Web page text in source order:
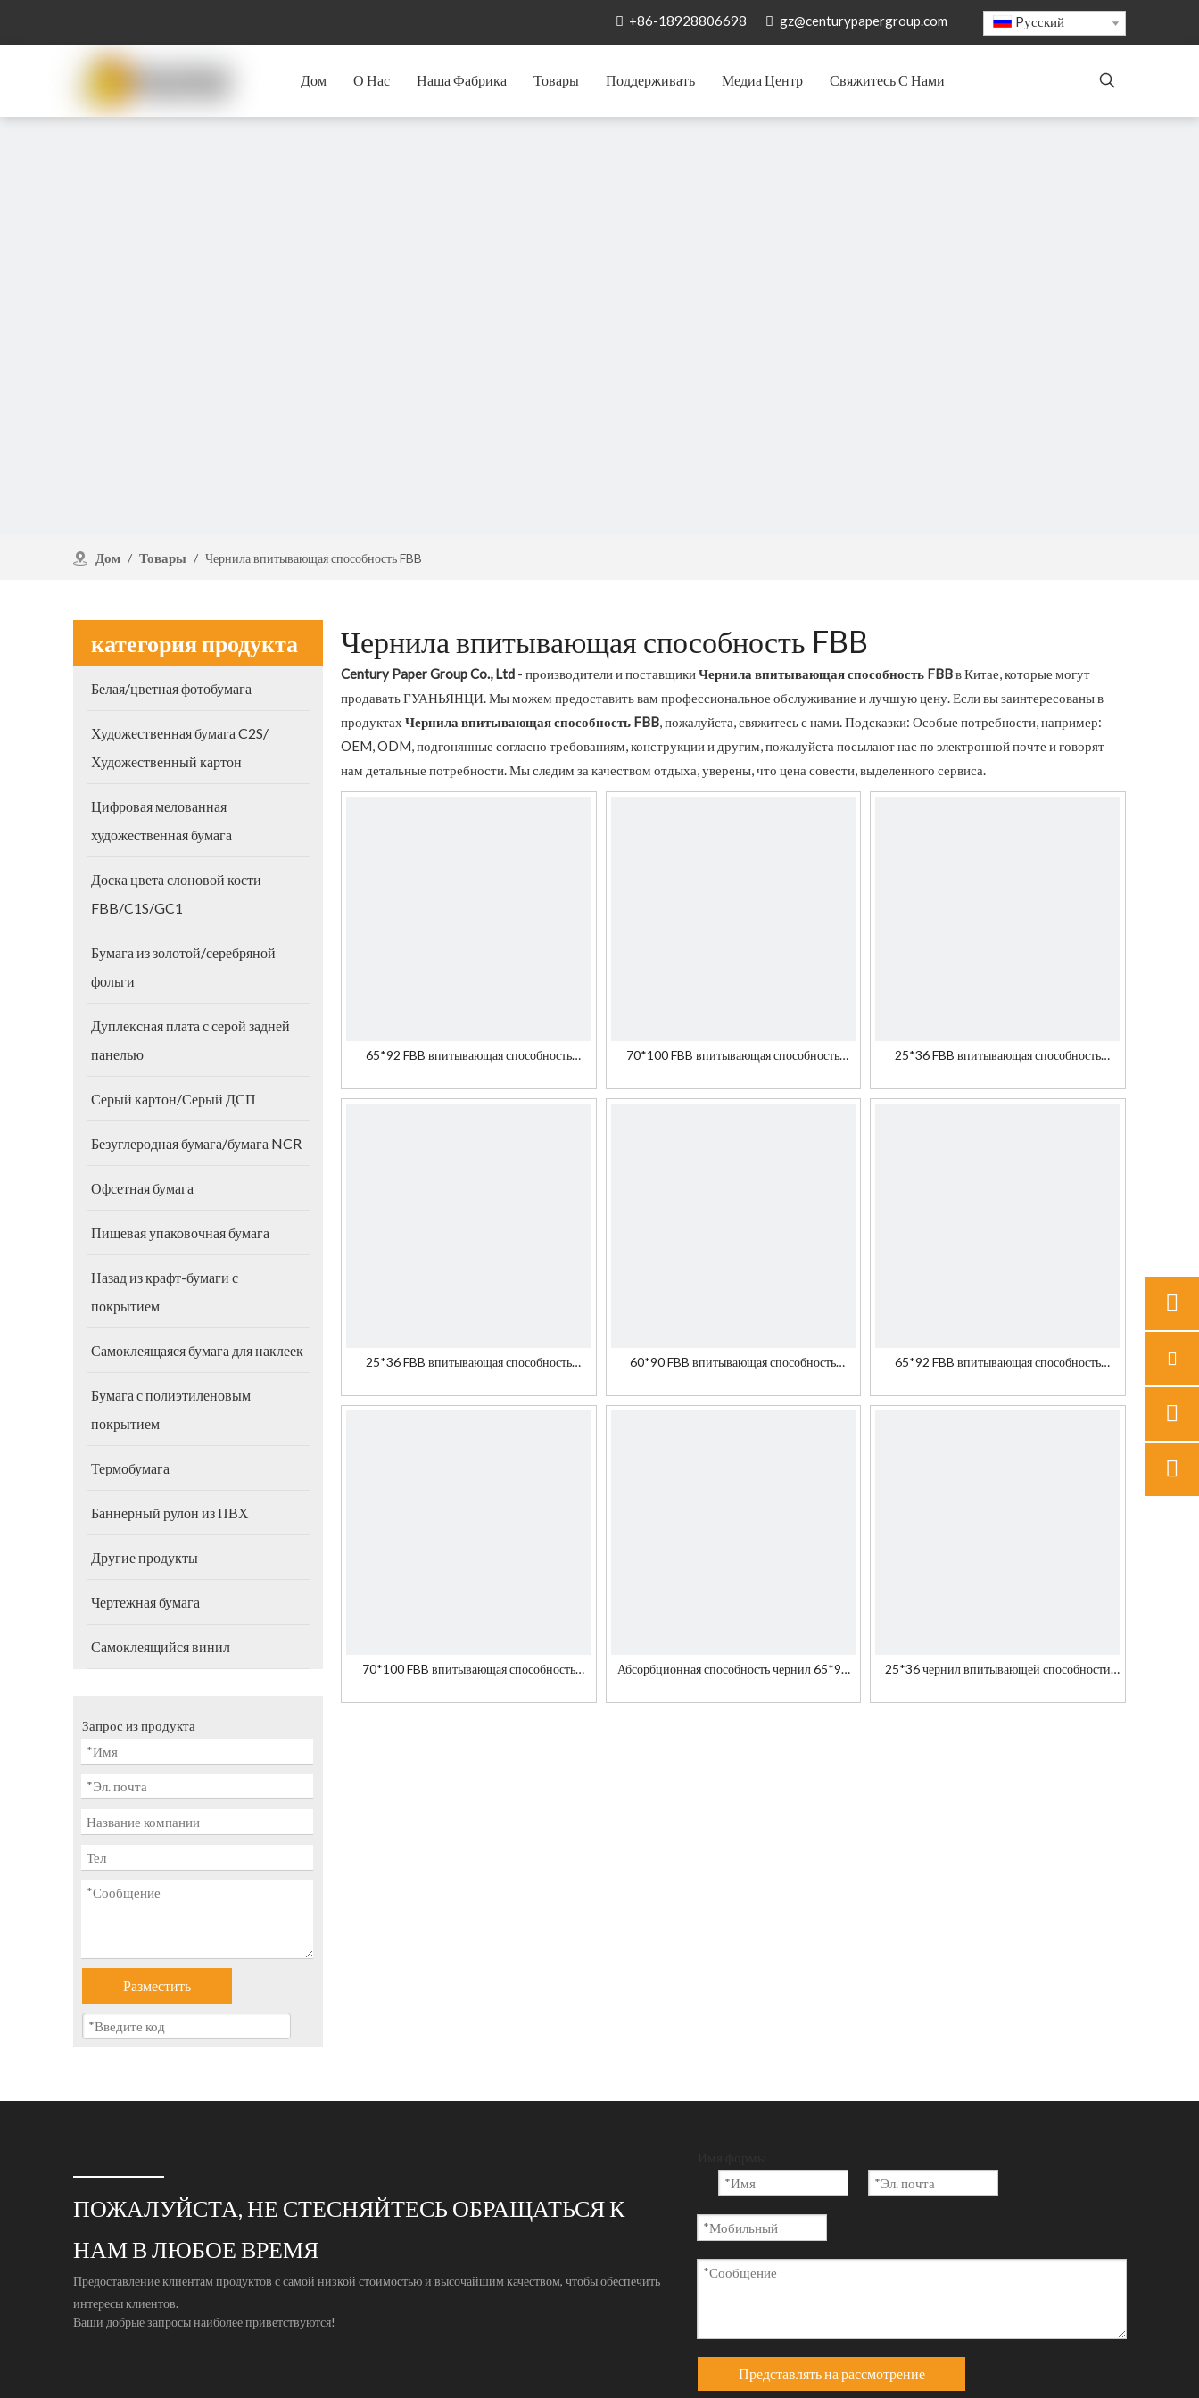
 +86-18928806698  gz@centurypapergroup.com Pусский
Дом О Нас Наша Фабрика Товары Поддерживать Медиа Центр Свяжитесь С Нами
Дом / Товары / Чернила впитывающая способность FBB
категория продукта
Белая/цветная фотобумага
Художественная бумага C2S/
Художественный картон
Цифровая мелованная
художественная бумага
Доска цвета слоновой кости
FBB/C1S/GC1
Бумага из золотой/серебряной
фольги
Дуплексная плата с серой задней
панелью
Серый картон/Серый ДСП
Безуглеродная бумага/бумага NCR
Офсетная бумага
Пищевая упаковочная бумага
Назад из крафт-бумаги с
покрытием
Самоклеящаяся бумага для наклеек
Бумага с полиэтиленовым
покрытием
Термобумага
Баннерный рулон из ПВХ
Другие продукты
Чертежная бумага
Самоклеящийся винил
Запрос из продукта
Разместить
Чернила впитывающая способность FBB
Century Paper Group Co., Ltd - производители и поставщикиЧернила впитывающая способность FBBв Китае, которые могут
продавать ГУАНЬЯНЦИ. Мы можем предоставить вам профессиональное обслуживание и лучшую цену. Если вы заинтересованы в
продуктах Чернила впитывающая способность FBB, пожалуйста, свяжитесь с нами. Подсказки: Особые потребности, например:
OEM, ODM, подгонянные согласно требованиям, конструкции и другим, пожалуйста посылают нас по электронной почте и говорят
нам детальные потребности. Мы следим за качеством отдыха, уверены, что цена совести, выделенного сервиса.
65*92 FBB впитывающая способность
70*100 FBB впитывающая способность
25*36 FBB впитывающая способность
25*36 FBB впитывающая способность
60*90 FBB впитывающая способность
65*92 FBB впитывающая способность
70*100 FBB впитывающая способность
Абсорбционная способность чернил 65*92
25*36 чернил впитывающей способности
ПОЖАЛУЙСТА, НЕ СТЕСНЯЙТЕСЬ ОБРАЩАТЬСЯ К
НАМ В ЛЮБОЕ ВРЕМЯ
Предоставление клиентам продуктов с самой низкой стоимостью и высочайшим качеством, чтобы обеспечить
интересы клиентов.
Ваши добрые запросы наиболее приветствуются!
Представлять на рассмотрение